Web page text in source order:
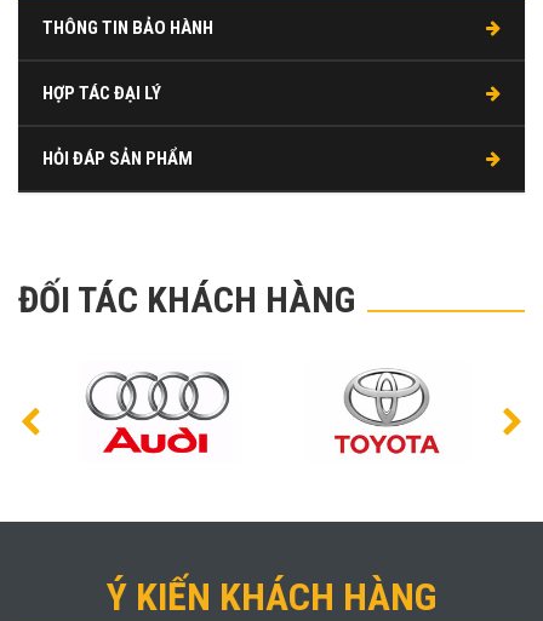
THÔNG TIN BẢO HÀNH
HỢP TÁC ĐẠI LÝ
HỎI ĐÁP SẢN PHẨM
ĐỐI TÁC KHÁCH HÀNG
Ý KIẾN KHÁCH HÀNG